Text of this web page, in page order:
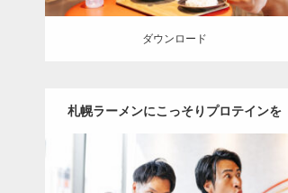
ダウンロード
札幌ラーメンにこっそりプロテインを
入れるマッチョ
2025.07.21
Category:
ココノススキノのマッチョ
オ